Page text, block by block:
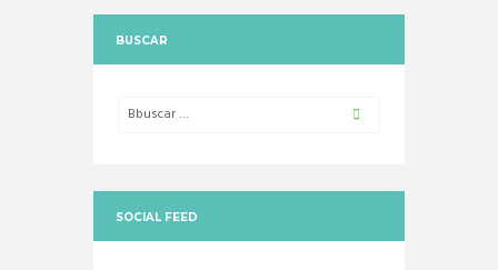
BUSCAR
SOCIAL FEED